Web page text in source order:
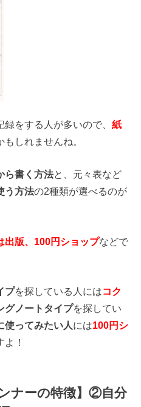
録をする人が多いので、紙
しれませんね。
ら書く方法と、元々表など
う方法の2種類が選べるのが
出版、100円ショップなどで
プを探している人にはコク
グノートタイプを探してい
使ってみたい人には100円シ
！
ナーの特徴】②自分